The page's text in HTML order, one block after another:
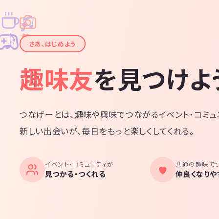
✦
✦
✧
✧
♪
♫
さあ、はじめよう
趣味友を見つけよ
つなげーとは、趣味や興味でつながるイベント・コミュ
新しい出会いが、毎日をもっと楽しくしてくれる。
イベント・コミュニティが
見つかる・つくれる
共通の趣味で
仲良くなり